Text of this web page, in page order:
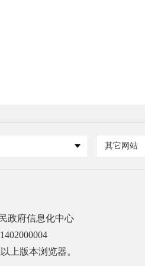
其它网站
政府信息化中心
上版本浏览器。